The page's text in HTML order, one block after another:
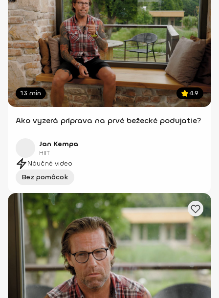
13 min 4.9
Ako vyzerá príprava na prvé bežecké podujatie?
Jan Kempa
HIIT
Náučné video
Bez pomôcok